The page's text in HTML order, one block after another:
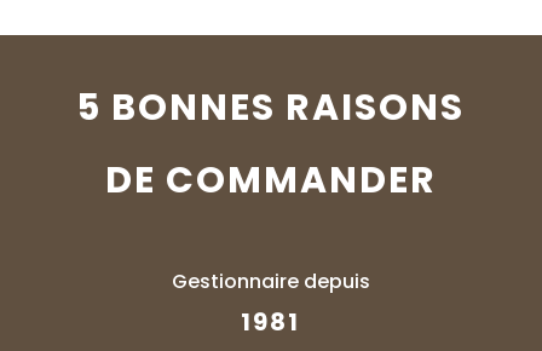
5 BONNES RAISONS
DE COMMANDER
Gestionnaire depuis
1981